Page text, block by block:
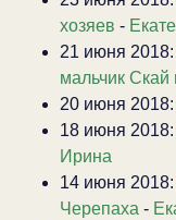
хозяев -
21 июня 2018:
мальчик
20 июня 2018:
18 июня 2018:
Ирина
14 июня 2018:
Черепаха -